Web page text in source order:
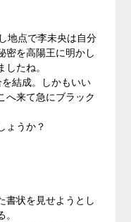
地点で李未央は自分
密を高陽王に明かし
たね。
結成。しかもいい
へ来て急にブラック
ょうか？
書状を見せようとし